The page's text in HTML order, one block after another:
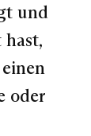
und
oder